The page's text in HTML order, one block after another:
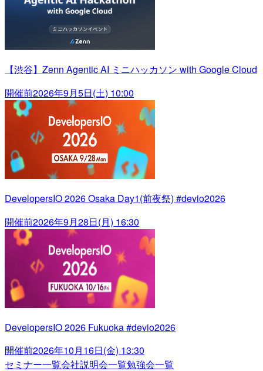
【渋谷】Zenn Agentic AI ミニハッカソン with Google Cloud
開催前2026年9月5日(土) 10:00
DevelopersIO 2026 Osaka Day1(前夜祭) #devio2026
開催前2026年9月28日(月) 16:30
DevelopersIO 2026 Fukuoka #devio2026
開催前2026年10月16日(金) 13:30
セミナー一覧会社説明会一覧勉強会一覧